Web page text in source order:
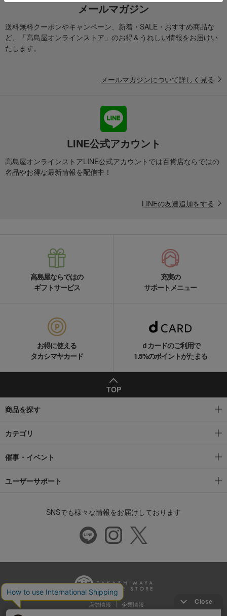
メールマガジン
送料無料クーポンやキャンペーン、新着・SALE・おすすめ商品な
ど、「高島屋オンラインストア」のお得＆うれしい情報をお届けい
たします。
メールマガジンについて詳しく見る
LINE公式アカウント
高島屋オンラインストアLINE公式アカウントでは百貨店ならではの
名品やお得な最新情報を配信中！
LINEの友達追加をする
高島屋ならではの
ギフトサービス
充実の
サポートメニュー
お得に使える
タカシマヤカード
ｄカードのご利用で
1.5%のポイントがたまる
TOP
商品を探す
カテゴリ
催事・イベント
ユーザーサポート
SNSでも様々な情報をお届けしております
店舗情報 企業情報